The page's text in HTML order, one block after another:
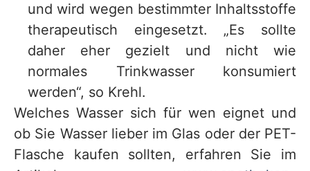
und wird wegen bestimmter Inhaltsstoffe
therapeutisch eingesetzt. „Es sollte
daher eher gezielt und nicht wie
normales Trinkwasser konsumiert
werden“, so Krehl.
Welches Wasser sich für wen eignet und
ob Sie Wasser lieber im Glas oder der PET-
Flasche kaufen sollten, erfahren Sie im